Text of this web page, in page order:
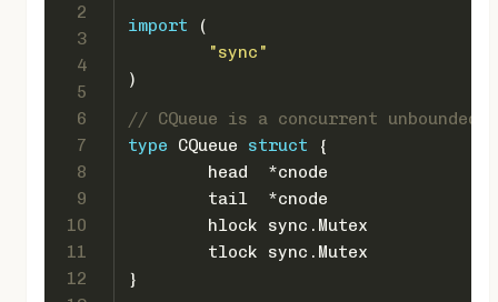
2
3
4
5
6
7
8
9
10
11
12
import (
"sync"
)
// CQueue is a concurrent unbounded
type CQueue struct {
	head  *cnode
	tail  *cnode
	hlock sync.Mutex
	tlock sync.Mutex
}